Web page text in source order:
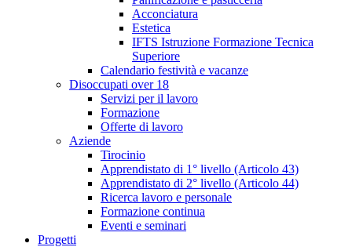
Acconciatura
Estetica
IFTS Istruzione Formazione Tecnica
Superiore
Calendario festività e vacanze
Disoccupati over 18
Servizi per il lavoro
Formazione
Offerte di lavoro
Aziende
Tirocinio
Apprendistato di 1° livello (Articolo 43)
Apprendistato di 2° livello (Articolo 44)
Ricerca lavoro e personale
Formazione continua
Eventi e seminari
Progetti